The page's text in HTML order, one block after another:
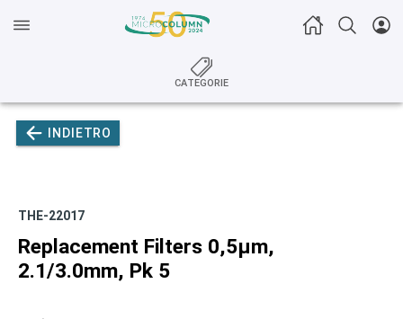
CATEGORIE
INDIETRO
THE-22017
Replacement Filters 0,5µm,
2.1/3.0mm, Pk 5